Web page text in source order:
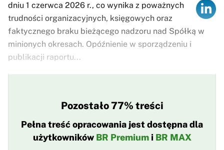
dniu 1 czerwca 2026 r., co wynika z poważnych
trudności organizacyjnych, księgowych oraz
faktycznego braku bieżącego nadzoru nad Spółką w
minionych okresach. Opóźnienie w sporządzeniu i
publikacji raportu...
Pozostało 77% treści
Pełna treść opracowania jest dostępna dla
użytkowników BR Premiumi BR MAX